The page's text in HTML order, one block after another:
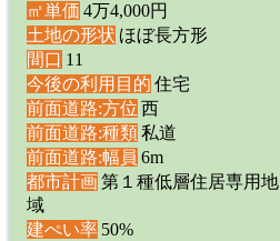
㎡単価 4万4,000円
土地の形状 ほぼ長方形
間口 11
今後の利用目的 住宅
前面道路:方位 西
前面道路:種類 私道
前面道路:幅員 6m
都市計画 第１種低層住居専用地
域
建ぺい率 50%